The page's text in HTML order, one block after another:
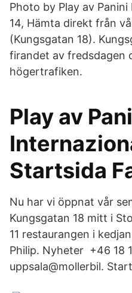
Photo by Play av
14, Hämta direkt från
(Kungsgatan 18).
firandet av fredsdagen
högertrafiken.
Play av
Startsida
Nu har vi öppnat vår
Kungsgatan 18 mitt i
11 restaurangen i
Philip. Nyheter +46 18
uppsala@mollerbil.